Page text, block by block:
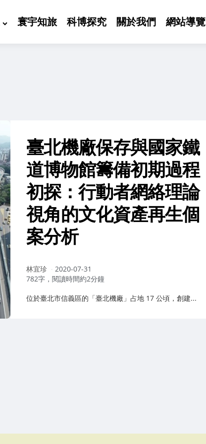
寰宇知旅 科博探究 關於我們 網站導覽
臺北機廠保存與國家鐵
道博物館籌備初期過程
初探：行動者網絡理論
視角的文化資產再生個
案分析
作
者：
林宜珍
2020-07-31
782字，閱讀時間約2分鐘
位於臺北市信義區的「臺北機廠」占地 17 公頃，創建...